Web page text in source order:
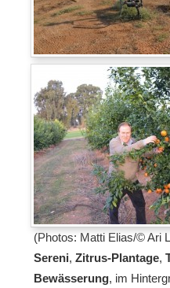
(Photos: Matti Elias/© Ari
Sereni, Zitrus-Plantage,
Bewässerung, im